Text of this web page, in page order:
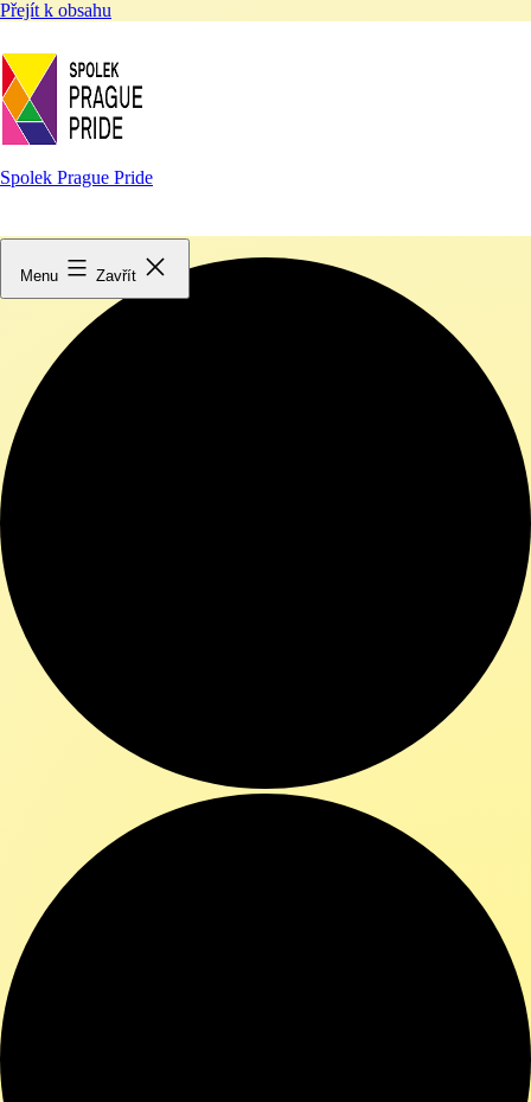
Přejít k obsahu
Spolek Prague Pride
Menu Zavřít
0 akce found.